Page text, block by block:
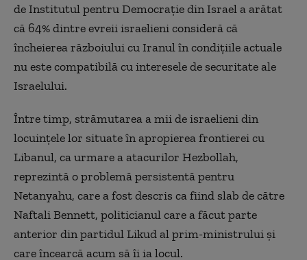
de Institutul pentru Democrație din Israel a arătat
că 64% dintre evreii israelieni consideră că
încheierea războiului cu Iranul în condițiile actuale
nu este compatibilă cu interesele de securitate ale
Israelului.
Între timp, strămutarea a mii de israelieni din
locuințele lor situate în apropierea frontierei cu
Libanul, ca urmare a atacurilor Hezbollah,
reprezintă o problemă persistentă pentru
Netanyahu, care a fost descris ca fiind slab de către
Naftali Bennett, politicianul care a făcut parte
anterior din partidul Likud al prim-ministrului și
care încearcă acum să îi ia locul.